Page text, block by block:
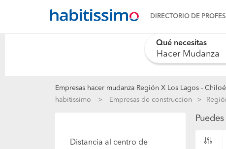
DIRECTORIO DE
Qué necesitas
Empresas hacer mudanza Región X Los Lagos - Chiloé
habitissimo
Empresas de construccion
Distancia al centro de